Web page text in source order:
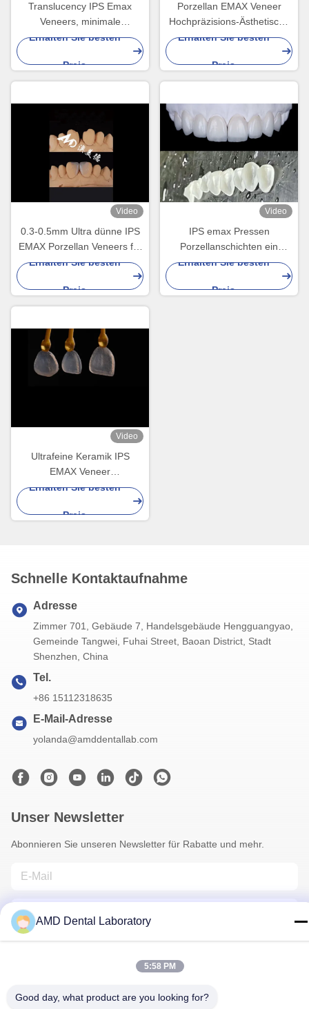
Translucency IPS Emax
Veneers, minimale
Vorbereitung Emax Zahn
Erhalten Sie besten
Preis
Porzellan EMAX Veneer
Hochpräzisions-Ästhetische
Restaurationen mit höherer
Erhalten Sie besten
Preis
Video
0.3-0.5mm Ultra dünne IPS
EMAX Porzellan Veneers für
ästhetische Lächeln
Erhalten Sie besten
Preis
Video
IPS emax Pressen
Porzellanschichten ein
natürliches und strahlendes
Erhalten Sie besten
Preis
Video
Ultrafeine Keramik IPS
EMAX Veneer
Fleckenbeständigkeit für
ästhetische Restaurierungen
Erhalten Sie besten
Preis
Schnelle Kontaktaufnahme
Adresse
Zimmer 701, Gebäude 7, Handelsgebäude Hengguangyao,
Gemeinde Tangwei, Fuhai Street, Baoan District, Stadt
Shenzhen, China
Tel.
+86 15112318635
E-Mail-Adresse
yolanda@amddentallab.com
Unser Newsletter
Abonnieren Sie unseren Newsletter für Rabatte und mehr.
Treten Sie Mit Uns In Verbindung
AMD Dental Laboratory
5:58 PM
Good day, what product are you looking for?